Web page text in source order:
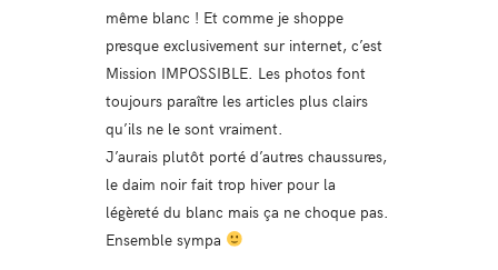
même blanc ! Et comme je shoppe
presque exclusivement sur internet, c’est
Mission IMPOSSIBLE. Les photos font
toujours paraître les articles plus clairs
qu’ils ne le sont vraiment.
J’aurais plutôt porté d’autres chaussures,
le daim noir fait trop hiver pour la
légèreté du blanc mais ça ne choque pas.
Ensemble sympa